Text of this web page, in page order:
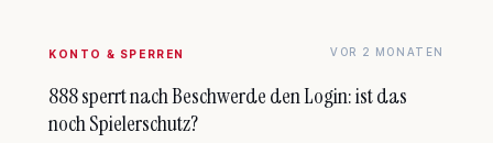
KONTO & SPERREN VOR 2 MONATEN
888 sperrt nach Beschwerde den Login: ist das
noch Spielerschutz?